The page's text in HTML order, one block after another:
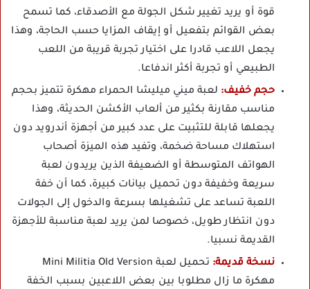
قوة أو يريد تغيير شكل الجولة مع الأصدقاء، كما تسمح
بعض القوائم بتفعيل أو إيقاف المزايا حسب الحاجة، وهذا
يجعل اللاعب قادرا على اختيار تجربة قريبة من اللعب
الطبيعي أو تجربة أكثر اندفاعا.
حجم خفيف: لعبة ميني ميليشا الحمراء مهكرة تتميز بحجم
مناسب مقارنة بكثير من ألعاب الأكشن الحديثة، وهذا
يجعلها قابلة للتثبيت على عدد كبير من أجهزة أندرويد دون
استهلاك مساحة ضخمة، وتفيد هذه الميزة أصحاب
الهواتف المتوسطة أو الضعيفة الذين يريدون لعبة
سريعة وخفيفة دون تحميل بيانات كبيرة، كما أن خفة
اللعبة تساعد على تشغيلها بسرعة والدخول إلى الجولات
دون انتظار طويل، خصوصا لمن يريد لعبة مناسبة للأجهزة
القديمة نسبيا.
نسخة قديمة:
تحميل لعبة Mini Militia Old Version
مهكرة ما زال مطلوبا بين بعض اللاعبين بسبب الخفة